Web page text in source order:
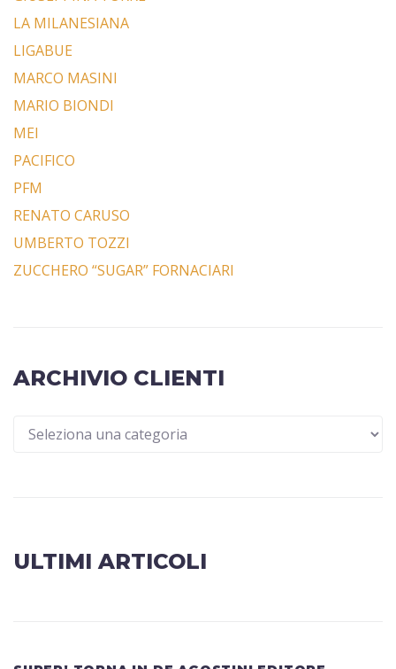
LA MILANESIANA
LIGABUE
MARCO MASINI
MARIO BIONDI
MEI
PACIFICO
PFM
RENATO CARUSO
UMBERTO TOZZI
ZUCCHERO “SUGAR” FORNACIARI
ARCHIVIO CLIENTI
ULTIMI ARTICOLI